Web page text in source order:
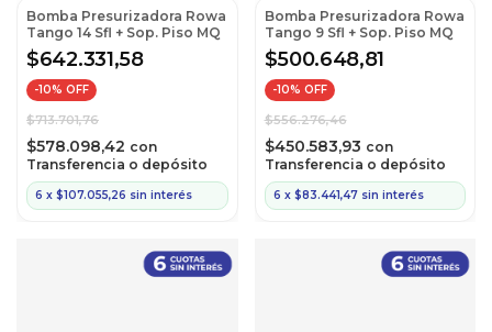
Bomba Presurizadora Rowa
Tango 14 Sfl + Sop. Piso MQ
$642.331,58
-10% OFF
$713.701,76
$578.098,42 con
Transferencia o depósito
6 x $107.055,26 sin interés
Bomba Presurizadora Rowa
Tango 9 Sfl + Sop. Piso MQ
$500.648,81
-10% OFF
$556.276,46
$450.583,93 con
Transferencia o depósito
6 x $83.441,47 sin interés